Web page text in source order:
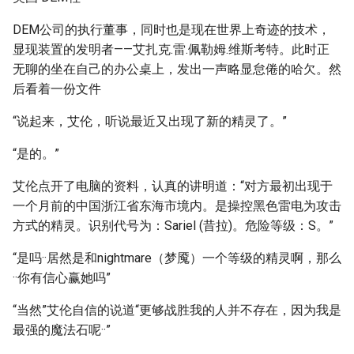
DEM公司的执行董事，同时也是现在世界上奇迹的技术，
显现装置的发明者——艾扎克.雷.佩勒姆.维斯考特。此时正
无聊的坐在自己的办公桌上，发出一声略显怠倦的哈欠。然
后看着一份文件
“说起来，艾伦，听说最近又出现了新的精灵了。”
“是的。”
艾伦点开了电脑的资料，认真的讲明道：“对方最初出现于
一个月前的中国浙江省东海市境内。是操控黑色雷电为攻击
方式的精灵。识别代号为：Sariel (昔拉)。危险等级：S。”
“是吗··居然是和nightmare（梦魇）一个等级的精灵啊，那么
··你有信心赢她吗”
“当然”艾伦自信的说道“更够战胜我的人并不存在，因为我是
最强的魔法石呢··”